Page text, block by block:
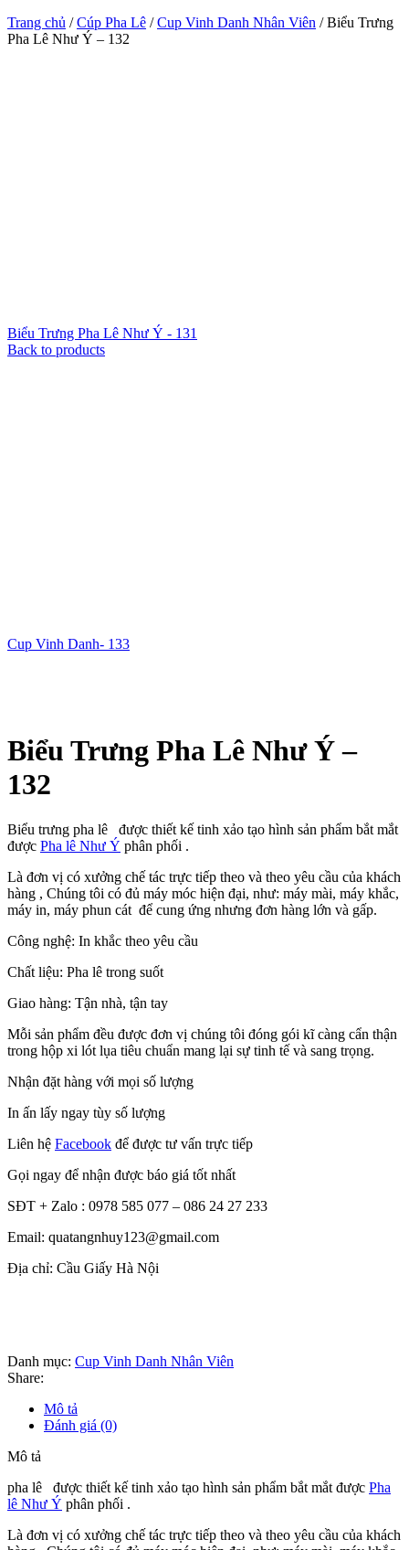
Trang chủ /Cúp Pha Lê /Cup Vinh Danh Nhân Viên /Biểu Trưng
Pha Lê Như Ý – 132
Biểu Trưng Pha Lê Như Ý - 131
Back to products
Cup Vinh Danh- 133
Biểu Trưng Pha Lê Như Ý –
132
Biểu trưng pha lê được thiết kế tinh xảo tạo hình sản phẩm bắt mắt
được Pha lê Như Ý phân phối .
Là đơn vị có xưởng chế tác trực tiếp theo và theo yêu cầu của khách
hàng , Chúng tôi có đủ máy móc hiện đại, như: máy mài, máy khắc,
máy in, máy phun cát để cung ứng nhưng đơn hàng lớn và gấp.
Công nghệ: In khắc theo yêu cầu
Chất liệu: Pha lê trong suốt
Giao hàng: Tận nhà, tận tay
Mỗi sản phẩm đều được đơn vị chúng tôi đóng gói kĩ càng cẩn thận
trong hộp xi lót lụa tiêu chuẩn mang lại sự tinh tế và sang trọng.
Nhận đặt hàng với mọi số lượng
In ấn lấy ngay tùy số lượng
Liên hệ Facebook để được tư vấn trực tiếp
Gọi ngay để nhận được báo giá tốt nhất
SĐT + Zalo : 0978 585 077 – 086 24 27 233
Email: quatangnhuy123@gmail.com
Địa chỉ: Cầu Giấy Hà Nội
Danh mục: Cup Vinh Danh Nhân Viên
Share:
Mô tả
Đánh giá (0)
Mô tả
pha lê được thiết kế tinh xảo tạo hình sản phẩm bắt mắt được Pha
lê Như Ý phân phối .
Là đơn vị có xưởng chế tác trực tiếp theo và theo yêu cầu của khách